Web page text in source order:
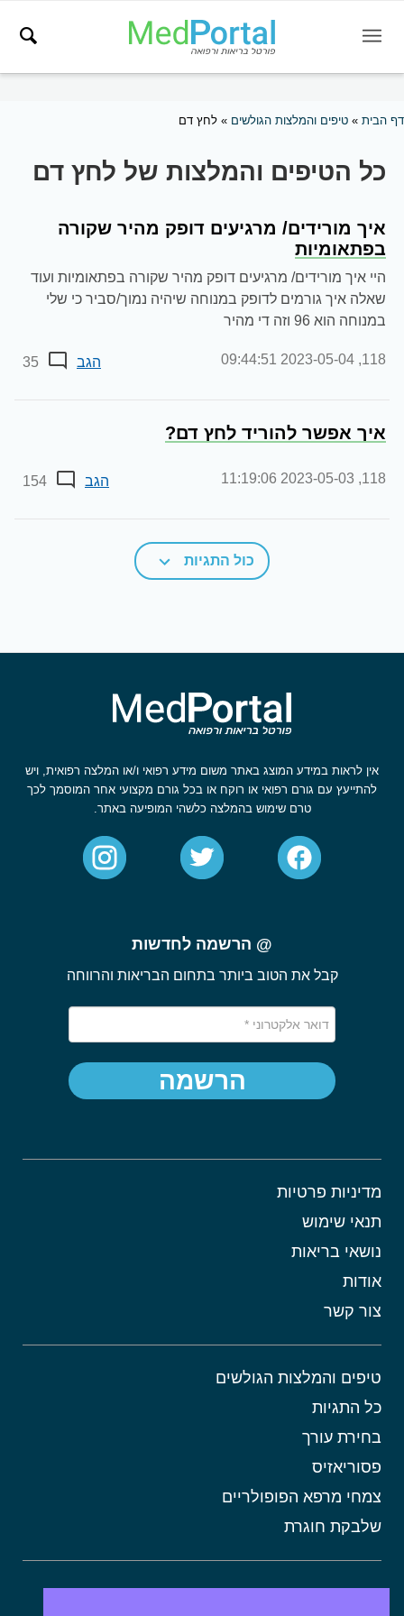
דף הבית » טיפים והמלצות הגולשים » לחץ דם
כל הטיפים והמלצות של לחץ דם
איך מורידים/ מרגיעים דופק מהיר שקורה
בפתאומיות
היי איך מורידים/ מרגיעים דופק מהיר שקורה בפתאומיות ועוד
שאלה איך גורמים לדופק במנוחה שיהיה נמוך/סביר כי שלי
במנוחה הוא 96 וזה די מהיר
118,
2023-05-04 09:44:51 הגב 35
איך אפשר להוריד לחץ דם?
118,
2023-05-03 11:19:06 הגב 154
כול התגיות
אין לראות במידע המוצג באתר משום מידע רפואי ו/או המלצה רפואית, ויש
להתייעץ עם גורם רפואי או רוקח או בכל גורם מקצועי אחר המוסמך לכך
טרם שימוש בהמלצה כלשהי המופיעה באתר.
מדיניות פרטיות
תנאי שימוש
נושאי בריאות
אודות
צור קשר
טיפים והמלצות הגולשים
כל התגיות
בחירת עורך
פסוריאזיס
צמחי מרפא הפופולריים
שלבקת חוגרת
אורטיקריה
@ הרשמה לחדשות
קבל את הטוב ביותר בתחום הבריאות והרווחה
הרשמה